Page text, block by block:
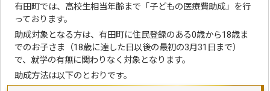
有田町では、高校生相当年齢まで「子どもの医療費助成」を行
っております。
助成対象となる方は、有田町に住民登録のある0歳から18歳ま
でのお子さま（18歳に達した日以後の最初の3月31日まで）
で、就学の有無に関わりなく対象となります。
助成方法は以下のとおりです。